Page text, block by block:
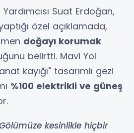
Suat Erdoğan,
özel açıklamada,
doğayı korumak
belirtti. Mavi Yol
kayığı" tasarımlı gezi
%100 elektrikli ve güneş
kesinlikle hiçbir